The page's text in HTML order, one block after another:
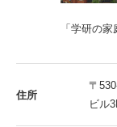
「学研の
住所
〒
ビル